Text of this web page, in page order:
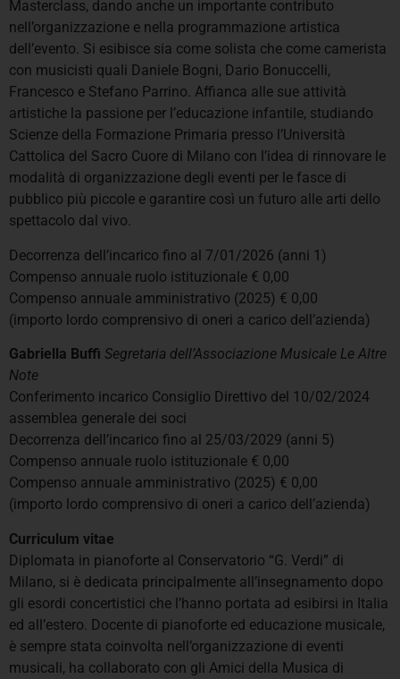
Masterclass, dando anche un importante contributo
nell’organizzazione e nella programmazione artistica
dell’evento. Si esibisce sia come solista che come camerista
con musicisti quali Daniele Bogni, Dario Bonuccelli,
Francesco e Stefano Parrino. Affianca alle sue attività
artistiche la passione per l’educazione infantile, studiando
Scienze della Formazione Primaria presso l’Università
Cattolica del Sacro Cuore di Milano con l’idea di rinnovare le
modalità di organizzazione degli eventi per le fasce di
pubblico più piccole e garantire così un futuro alle arti dello
spettacolo dal vivo.
Decorrenza dell’incarico fino al 7/01/2026 (anni 1)
Compenso annuale ruolo istituzionale € 0,00
Compenso annuale amministrativo (2025) € 0,00
(importo lordo comprensivo di oneri a carico dell’azienda)
Gabriella Buffi Segretaria dell’Associazione Musicale Le Altre
Note
Conferimento incarico Consiglio Direttivo del 10/02/2024
assemblea generale dei soci
Decorrenza dell’incarico fino al 25/03/2029 (anni 5)
Compenso annuale ruolo istituzionale € 0,00
Compenso annuale amministrativo (2025) € 0,00
(importo lordo comprensivo di oneri a carico dell’azienda)
Curriculum vitae
Diplomata in pianoforte al Conservatorio “G. Verdi” di
Milano, si è dedicata principalmente all’insegnamento dopo
gli esordi concertistici che l’hanno portata ad esibirsi in Italia
ed all’estero. Docente di pianoforte ed educazione musicale,
è sempre stata coinvolta nell’organizzazione di eventi
musicali, ha collaborato con gli Amici della Musica di